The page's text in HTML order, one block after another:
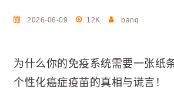
2026-06-09 12K banq
为什么你的免疫系统需要一张纸
个性化癌症疫苗的真相与谎言！